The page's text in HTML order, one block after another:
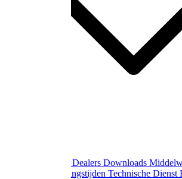
Dealers Downloads
Gewijzigde openingstijden Technische Dienst